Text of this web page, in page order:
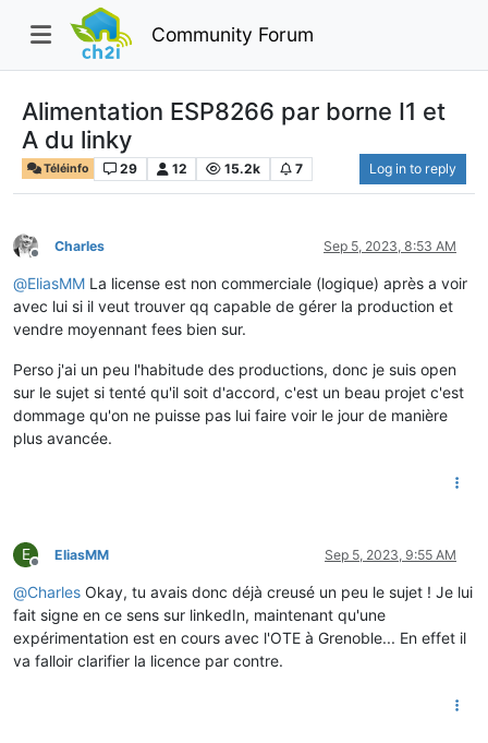
Community Forum
Alimentation ESP8266 par borne I1 et
A du linky
Téléinfo 29 12 15.2k 7 Log in to reply
Offline
Charles Sep 5, 2023, 8:53 AM
@EliasMM La license est non commerciale (logique) après a voir
avec lui si il veut trouver qq capable de gérer la production et
vendre moyennant fees bien sur.
Perso j'ai un peu l'habitude des productions, donc je suis open
sur le sujet si tenté qu'il soit d'accord, c'est un beau projet c'est
dommage qu'on ne puisse pas lui faire voir le jour de manière
plus avancée.
E
Offline
EliasMM Sep 5, 2023, 9:55 AM
@Charles Okay, tu avais donc déjà creusé un peu le sujet ! Je lui
fait signe en ce sens sur linkedIn, maintenant qu'une
expérimentation est en cours avec l'OTE à Grenoble... En effet il
va falloir clarifier la licence par contre.